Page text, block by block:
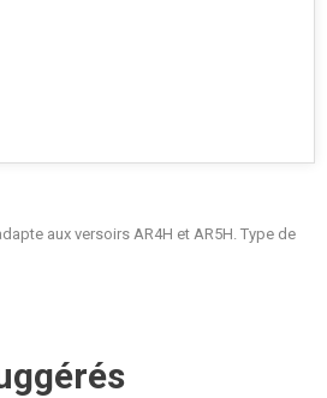
aux versoirs AR4H et AR5H. Type de